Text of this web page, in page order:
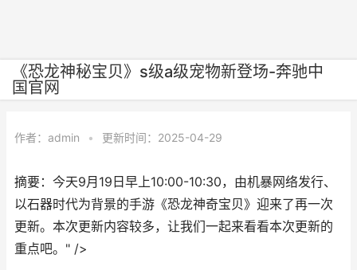
《恐龙神秘宝贝》s级a级宠物新登场-奔驰中
国官网
作者： admin • 更新时间：2025-04-29
摘要：今天9月19日早上10:00-10:30，由机暴网络发行、
以石器时代为背景的手游《恐龙神奇宝贝》迎来了再一次
更新。本次更新内容较多，让我们一起来看看本次更新的
重点吧。" />